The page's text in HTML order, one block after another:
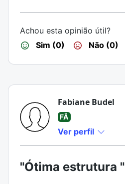
Achou esta opinião útil?
Sim (0)
Não (0)
Fabiane Budel
FÃ
Ver perfil
"Ótima estrutura "